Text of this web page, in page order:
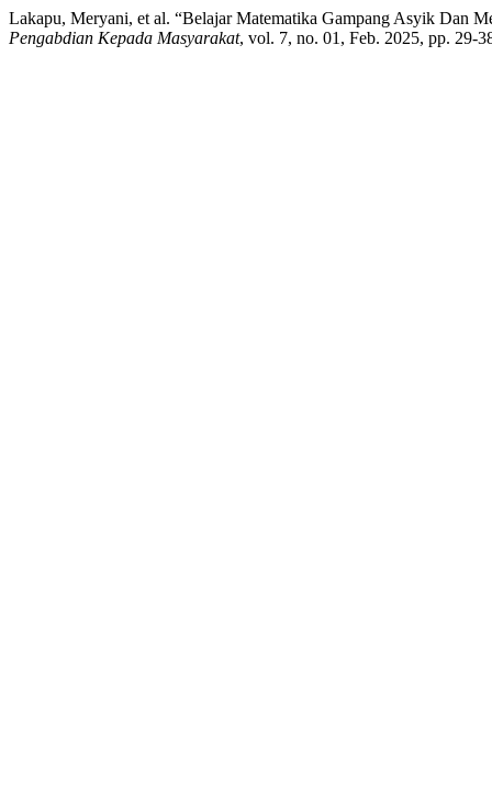
Lakapu, Meryani, et al. “Belajar Matematika Gampang Asyik Dan
Pengabdian Kepada Masyarakat, vol. 7, no. 01, Feb. 2025, pp. 29-